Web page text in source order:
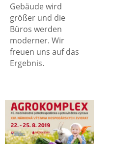
Gebäude wird
größer und die
Büros werden
moderner. Wir
freuen uns auf das
Ergebnis.